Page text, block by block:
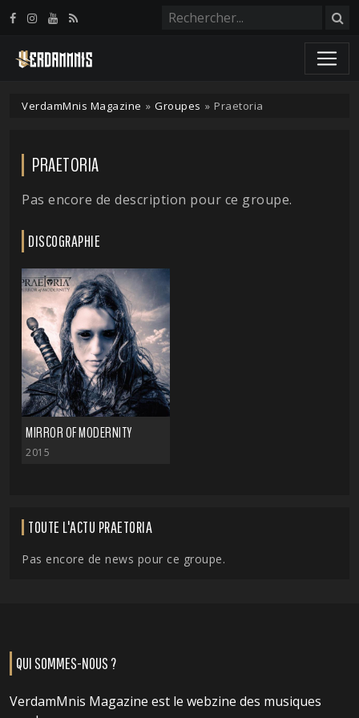
VerdamMnis Magazine » Groupes » Praetoria
PRAETORIA
Pas encore de description pour ce groupe.
DISCOGRAPHIE
MIRROR OF MODERNITY
2015
TOUTE L'ACTU PRAETORIA
Pas encore de news pour ce groupe.
QUI SOMMES-NOUS ?
VerdamMnis Magazine est le webzine des musiques
Panneau de gestion des cookies